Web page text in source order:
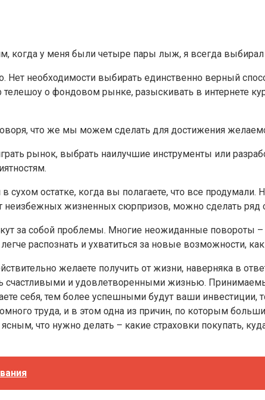
когда у меня были четыре пары лыж, я всегда
необходимости выбирать единственно верный
о фондовом рынке, разыскивать в интернете
что же мы можем сделать для достижения
рынок, выбрать наилучшие инструменты или
в сухом остатке, когда вы полагаете, что все
неизбежных жизненных сюрпризов, можно сделать
за собой проблемы. Многие неожиданные повороты
распознать и ухватиться за новые возможности, как
желаете получить от жизни, наверняка в
счастливыми и удовлетворенными жизнью.
себя, тем более успешными будут ваши инвестиции,
труда, и в этом одна из причин, по которым
что нужно делать – какие страховки покупать,